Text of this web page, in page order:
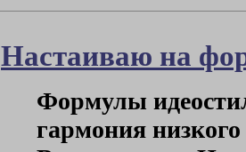
Настаиваю на
Формулы
гармония